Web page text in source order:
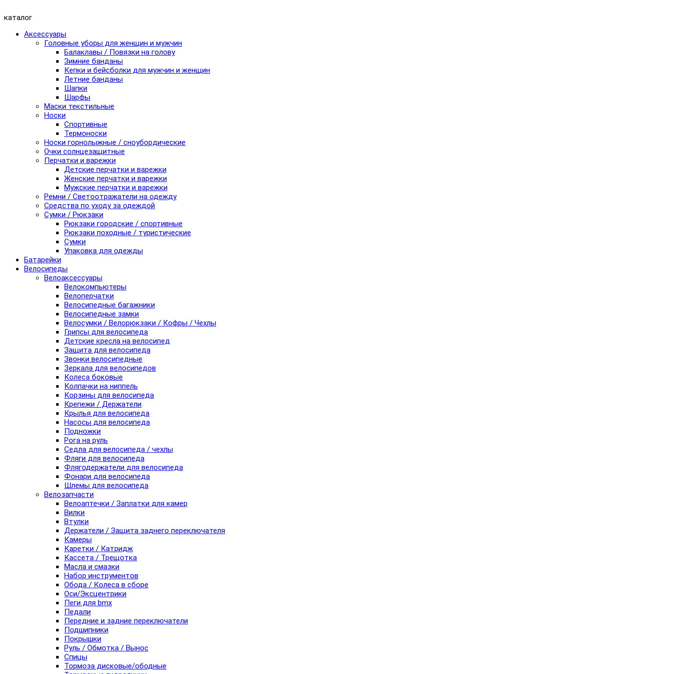
каталог
Аксессуары
Головные уборы для женщин и мужчин
Балаклавы / Повязки на голову
Зимние банданы
Кепки и бейсболки для мужчин и женщин
Летние банданы
Шапки
Шарфы
Маски текстильные
Носки
Спортивные
Термоноски
Носки горнолыжные / сноубордические
Очки солнцезащитные
Перчатки и варежки
Детские перчатки и варежки
Женские перчатки и варежки
Мужские перчатки и варежки
Ремни / Светоотражатели на одежду
Средства по уходу за одеждой
Сумки / Рюкзаки
Рюкзаки городские / спортивные
Рюкзаки походные / туристические
Сумки
Упаковка для одежды
Батарейки
Велосипеды
Велоаксессуары
Велокомпьютеры
Велоперчатки
Велосипедные багажники
Велосипедные замки
Велосумки / Велорюкзаки / Кофры / Чехлы
Грипсы для велосипеда
Детские кресла на велосипед
Защита для велосипеда
Звонки велосипедные
Зеркала для велосипедов
Колеса боковые
Колпачки на ниппель
Корзины для велосипеда
Крепежи / Держатели
Крылья для велосипеда
Насосы для велосипеда
Подножки
Рога на руль
Седла для велосипеда / чехлы
Фляги для велосипеда
Флягодержатели для велосипеда
Фонари для велосипеда
Шлемы для велосипеда
Велозапчасти
Велоаптечки / Заплатки для камер
Вилки
Втулки
Держатели / Защита заднего переключателя
Камеры
Каретки / Катридж
Кассета / Трещотка
Масла и смазки
Набор инструментов
Обода / Колеса в сборе
Оси/Эксцентрики
Пеги для bmx
Педали
Передние и задние переключатели
Подшипники
Покрышки
Руль / Обмотка / Вынос
Спицы
Тормоза дисковые/ободные